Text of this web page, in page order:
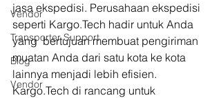
Vendor
Transporter Support
Blog
Vendor
jasa ekspedisi. Perusahaan ekspedisi
seperti Kargo.Tech hadir untuk Anda
yang  bertujuan membuat pengiriman
muatan Anda dari satu kota ke kota
lainnya menjadi lebih efisien.
Kargo.Tech di rancang untuk